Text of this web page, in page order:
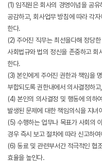
(1) 임직원은 회사의 경영이념을 공
공감하고, 회사업무 방침에 따라 각
한다.
(2) 주어진 직무는 최선을다해 정당
사회법규와 법의 정신을 존중하고
한다.
(3) 본인에게 주어진 권한과 책임을
부합되도록 권한내에서 의사결정하
(4) 본인의 의사결정 및 행동에 의하
발생된 문제에 대한 책임의식을 지녀
(5) 수행하는 업무나 목표가 사회의
경우 즉시 보고 절차에 따라 신고하여
(6) 동료 및 관련부서간 적극적인 협
효율을 높인다.